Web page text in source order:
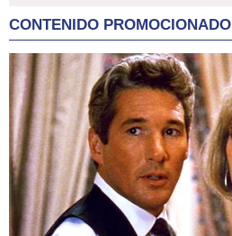
CONTENIDO PROMOCIONADO